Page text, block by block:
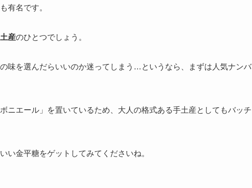
有名です。
産のひとつでしょう。
味を選んだらいいのか迷ってしまう…というなら、まずは人気ナンバ
ニエール」を置いているため、大人の格式ある手土産としてもバッチ
い金平糖をゲットしてみてくださいね。